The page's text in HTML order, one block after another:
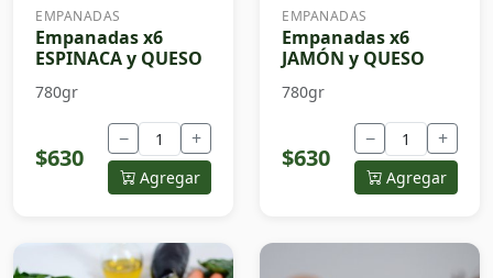
EMPANADAS
Empanadas x6
ESPINACA y QUESO
780gr
$630
− +
Agregar
EMPANADAS
Empanadas x6
JAMÓN y QUESO
780gr
$630
− +
Agregar